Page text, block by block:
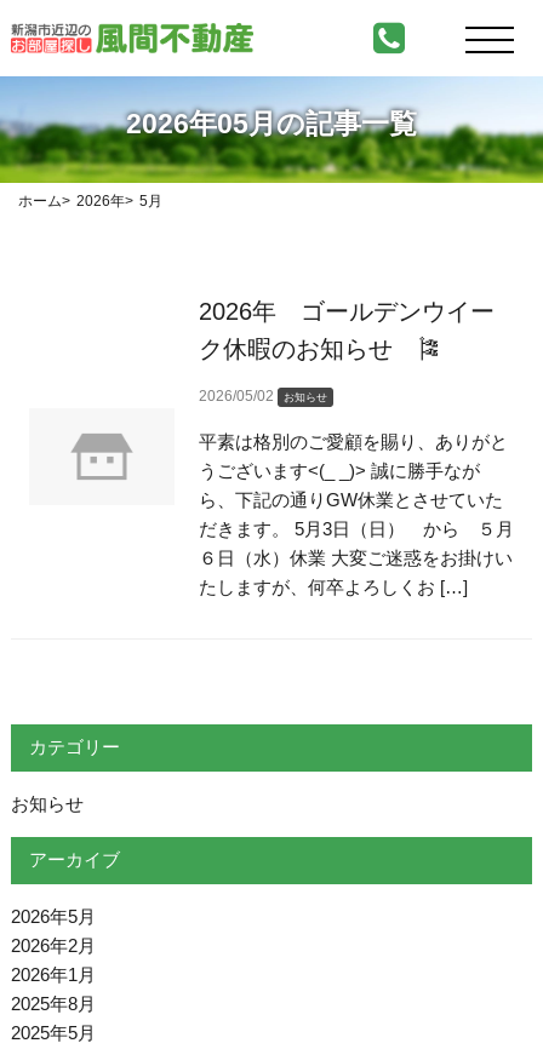
2026年05月の記事一覧
ホーム 2026年 5月
2026年 ゴールデンウイー
ク休暇のお知らせ 🎏
2026/05/02 お知らせ
平素は格別のご愛顧を賜り、ありがと
うございます<(_ _)> 誠に勝手なが
ら、下記の通りGW休業とさせていた
だきます。 5月3日（日） から ５月
６日（水）休業 大変ご迷惑をお掛けい
たしますが、何卒よろしくお […]
カテゴリー
お知らせ
アーカイブ
2026年5月
2026年2月
2026年1月
2025年8月
2025年5月